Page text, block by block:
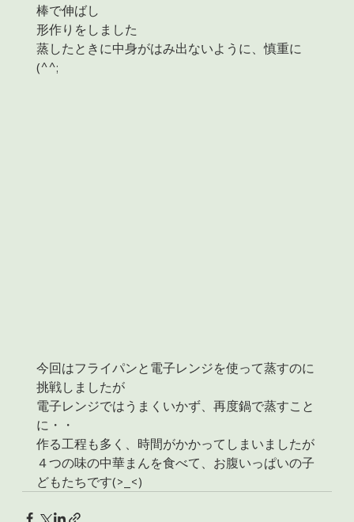
棒で伸ばし
形作りをしました
蒸したときに中身がはみ出ないように、慎重に
(^^;
今回はフライパンと電子レンジを使って蒸すのに
挑戦しましたが
電子レンジではうまくいかず、再度鍋で蒸すこと
に・・
作る工程も多く、時間がかかってしまいましたが
４つの味の中華まんを食べて、お腹いっぱいの子
どもたちです(>_<)